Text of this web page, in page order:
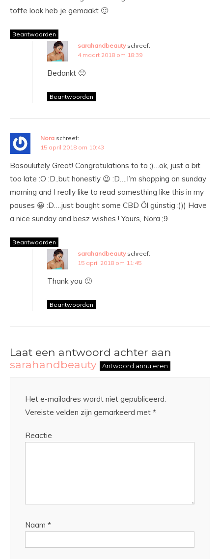
toffe look heb je gemaakt 🙂
Beantwoorden
sarahandbeauty schreef:
4 maart 2018 om 18:39
Bedankt 🙂
Beantwoorden
Nora schreef:
15 april 2018 om 10:43
Basoulutely Great! Congratulations to to ;)…ok, just a bit
too late :O :D..but honestly 😉 :D….I’m shopping on sunday
morning and I really like to read somesthing like this in my
pauses 😀 :D….just bought some CBD Öl günstig :))) Have
a nice sunday and besz wishes ! Yours, Nora ;9
Beantwoorden
sarahandbeauty schreef:
15 april 2018 om 11:45
Thank you 🙂
Beantwoorden
Laat een antwoord achter aan
sarahandbeauty
Antwoord annuleren
Het e-mailadres wordt niet gepubliceerd.
Vereiste velden zijn gemarkeerd met *
Reactie
Naam *